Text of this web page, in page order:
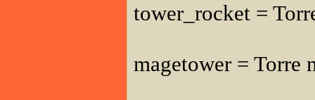
tower_rocket =
magetower = Torre